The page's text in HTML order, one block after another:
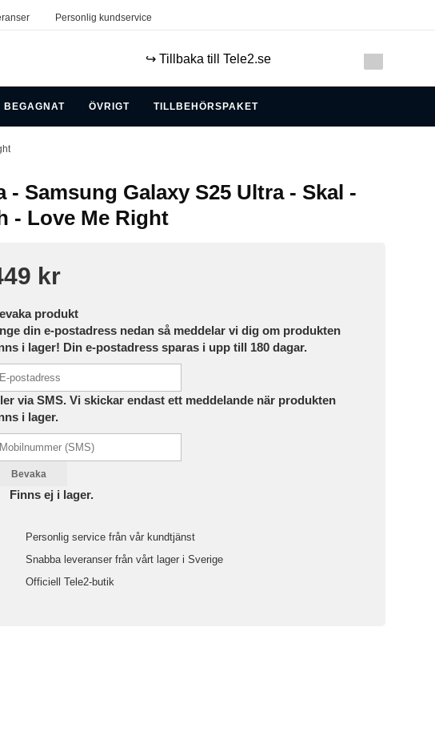
Personlig kundservice
↪️ Tillbaka till Tele2.se
BEGAGNAT ÖVRIGT TILLBEHÖRSPAKET
- Samsung Galaxy S25 Ultra - Skal -
- Love Me Right
kr
produkt
din e-postadress nedan så meddelar vi dig om produkten
i lager! Din e-postadress sparas i upp till 180 dagar.
via SMS. Vi skickar endast ett meddelande när produkten
i lager.
Bevaka
Finns ej i lager.
Personlig service från vår kundtjänst
Snabba leveranser från vårt lager i Sverige
Officiell Tele2-butik